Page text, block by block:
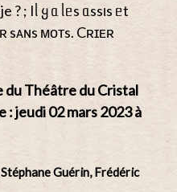
; Iᥣ ყ ᥲ ᥣᥱs ᥲssιs ᥱt
sᴀɴs ᴍᴏᴛs. Cʀɪᴇʀ
du Théâtre du Cristal
: jeudi 02 mars 2023 à
Guérin, Frédéric